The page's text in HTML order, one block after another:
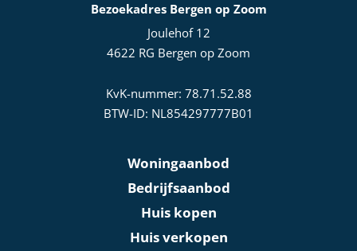
Bezoekadres Bergen op Zoom
Joulehof 12
4622 RG Bergen op Zoom
KvK-nummer: 78.71.52.88
BTW-ID: NL854297777B01
Woningaanbod
Bedrijfsaanbod
Huis kopen
Huis verkopen